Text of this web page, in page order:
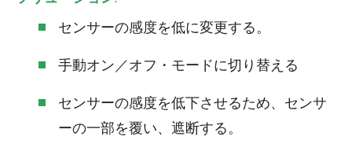
センサーの感度を低に変更する。
手動オン／オフ・モードに切り替える
センサーの感度を低下させるため、センサ
ーの一部を覆い、遮断する。